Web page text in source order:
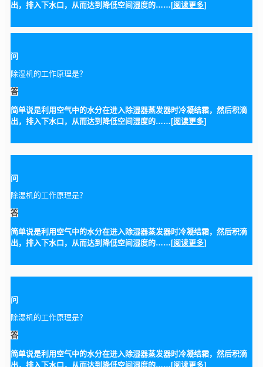
出，排入下水口，从而达到降低空间湿度的……[阅读更多]
问
除湿机的工作原理是？
答
简单说是利用空气中的水分在进入除湿器蒸发器时冷凝结霜，然后积滴
出，排入下水口，从而达到降低空间湿度的……[阅读更多]
问
除湿机的工作原理是？
答
简单说是利用空气中的水分在进入除湿器蒸发器时冷凝结霜，然后积滴
出，排入下水口，从而达到降低空间湿度的……[阅读更多]
问
除湿机的工作原理是？
答
简单说是利用空气中的水分在进入除湿器蒸发器时冷凝结霜，然后积滴
出，排入下水口，从而达到降低空间湿度的……[阅读更多]